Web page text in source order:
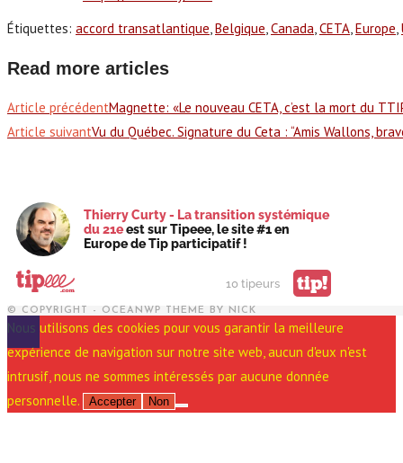
Étiquettes: accord transatlantique, Belgique, Canada, CETA, Europe,
Read more articles
Article précédentMagnette: «Le nouveau CETA, c’est la mort du
Article suivantVu du Québec. Signature du Ceta : “Amis Wallons,
Thierry Curty - La transition systémique
du 21eest sur Tipeee, le site #1 en
Europe de Tip participatif !
10 tipeurs tip!
© COPYRIGHT - OCEANWP THEME BY NICK
Nous utilisons des cookies pour vous garantir la meilleure
expérience de navigation sur notre site web, aucun d'eux n'est
intrusif, nous ne sommes intéressés par aucune donnée
personnelle.
Accepter Non